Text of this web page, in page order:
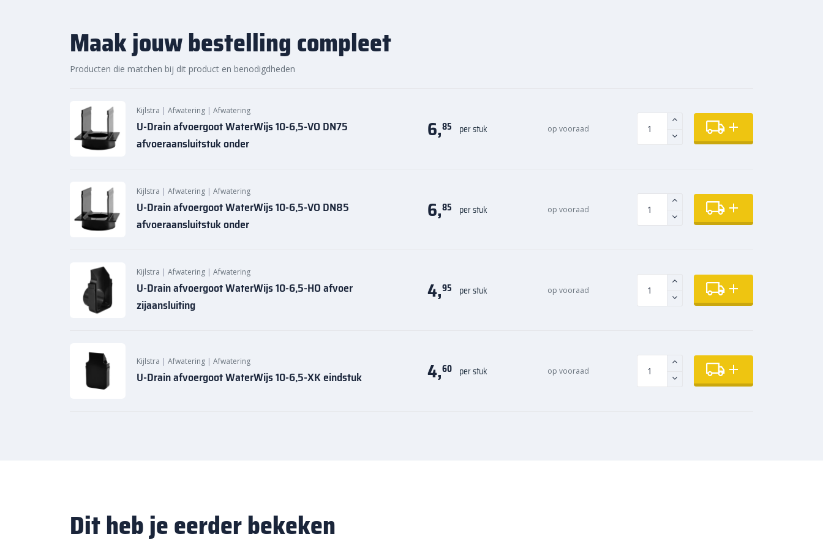
Bij Sierbestratingsmarkt.com bestel jeU-Draingoten en accessoires eenvoudig
online. Dankzij ons brede assortiment en scherpe prijzen vind je altijd de juiste
onderdelen voor jouw afwateringssysteem. Ontdek de kwaliteit, het gemak en de
Maak jouw bestelling compleet
Producten die matchen bij dit product en benodigdheden
Kijlstra | Afwatering | Afwatering
U-Drain afvoergoot WaterWijs 10-6,5-VO DN75
afvoeraansluitstuk onder
6,85 per stuk op vooraad
Kijlstra | Afwatering | Afwatering
U-Drain afvoergoot WaterWijs 10-6,5-VO DN85
afvoeraansluitstuk onder
6,85 per stuk op vooraad
Kijlstra | Afwatering | Afwatering
U-Drain afvoergoot WaterWijs 10-6,5-HO afvoer
zijaansluiting
4,95 per stuk op vooraad
Kijlstra | Afwatering | Afwatering
U-Drain afvoergoot WaterWijs 10-6,5-XK eindstuk 4,60 per stuk op vooraad
Dit heb je eerder bekeken